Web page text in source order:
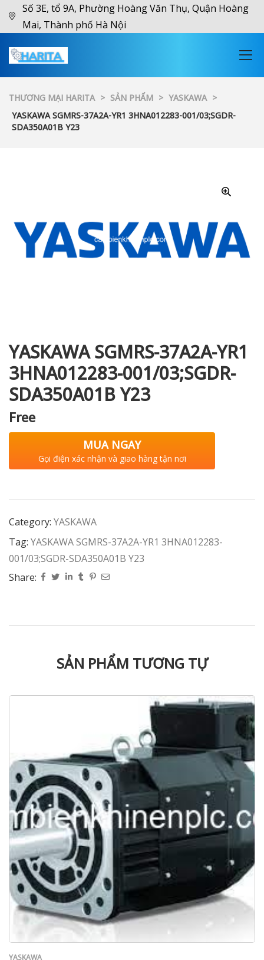
Số 3E, tổ 9A, Phường Hoàng Văn Thụ, Quận Hoàng
Mai, Thành phố Hà Nội
THƯƠNG MẠI HARITA > SẢN PHẨM > YASKAWA >
YASKAWA SGMRS-37A2A-YR1 3HNA012283-001/03;SGDR-
SDA350A01B Y23
YASKAWA SGMRS-37A2A-YR1
3HNA012283-001/03;SGDR-
SDA350A01B Y23
Free
MUA NGAY
Gọi điện xác nhận và giao hàng tận nơi
Category: YASKAWA
Tag: YASKAWA SGMRS-37A2A-YR1 3HNA012283-
001/03;SGDR-SDA350A01B Y23
Share:
SẢN PHẨM TƯƠNG TỰ
YASKAWA